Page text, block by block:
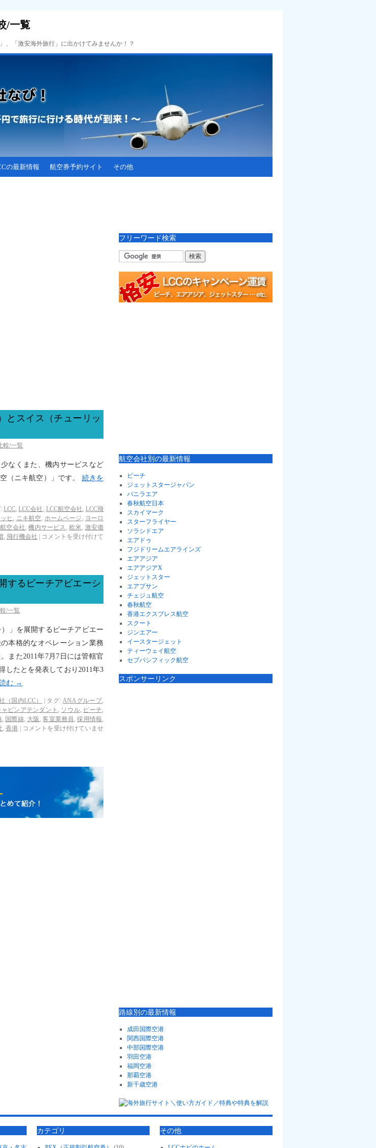
/一覧
、「激安海外旅行」に出かけてみませんか！？
の最新情報 航空券予約サイト その他
とスイス（チューリッ
較/一覧
なくまた、機内サービスなど
（ニキ航空）」です。 続きを
LCC,LCC会社 , LCC航空会社, LCC飛
ヒ , ニキ航空, ホームページ , ヨーロ
空会社,機内サービス , 欧米, 激安価
, 飛行機会社
コメントを受け付けて
するピーチアビエーシ
/一覧
」を展開するピーチアビエー
本格的なオペレーション業務
また2011年7月7日には管轄官
したとを発表しており2011年3
む →
（国内LCC） タグ: ANAグループ,
ャビンアテンダント , ソウル, ピーチ,
, 国際線, 大阪 ,客室業務員,採用情報,
, 香港
コメントを受け付けていませ
フリーワード検索
航空会社別の最新情報
ピーチ
ジェットスタージャパン
バニラエア
春秋航空日本
スカイマーク
スターフライヤー
ソラシドエア
エアドゥ
フジドリームエアラインズ
エアアジア
エアアジアX
ジェットスター
エアプサン
チェジュ航空
春秋航空
香港エクスプレス航空
スクート
ジンエアー
イースタージェット
ティーウェイ航空
セブパシフィック航空
スポンサーリンク
路線別の最新情報
成田国際空港
関西国際空港
中部国際空港
羽田空港
福岡空港
那覇空港
新千歳空港
カテゴリ その他